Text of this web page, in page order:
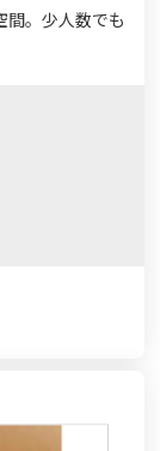
間。少人数でも